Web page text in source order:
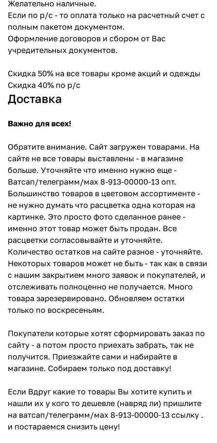
Желательно наличные.
Если по р/с - то оплата только на расчетный счет с
полным пакетом документом.
Оформление договоров и сбором от Вас
учредительных документов.
Скидка 50% на все товары кроме акций и одежды
Скидка 40% по р/с
Доставка
Важно для всех!
Обратите внимание. Сайт загружен товарами. На
сайте не все товары выставлены - в магазине
больше. Уточняйте что именно нужно еще -
Ватсап/телеграмм/мах 8-913-00000-13 опт.
Большинство товаров в цветовом ассортименте -
не нужно думать что расцветка одна которая на
картинке. Это просто фото сделанное ранее -
именно этот товар может быть продан. Все
расцветки согласовывайте и уточняйте.
Количество остатков на сайте разное - уточняйте.
Некоторых товаров может не быть - так как в связи
с нашим закрытием много заявок и покупателей, и
отслеживать полноценно не получается. Много
товара зарезервировано. Обновляем остатки
только по воскресеньям.
Покупатели которые хотят сформировать заказ по
сайту - а потом просто приехать забрать, так не
получится. Приезжайте сами и набирайте в
магазине. Собираем только под доставку!
Если Вдруг какие то товары Вы хотите купить и
нашли их у кого то дешевле (навряд ли) пришлите
на ватсап/телеграмм/мах 8-913-00000-13 ссылку .
и постараемся снизить цену!